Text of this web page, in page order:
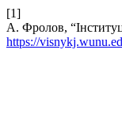
[1]
А. Фролов,
https://